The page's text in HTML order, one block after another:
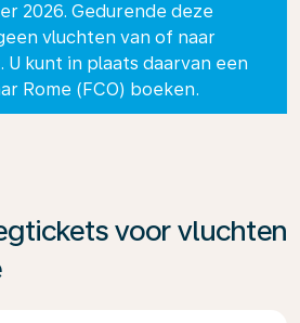
2026. Gedurende deze
vluchten van of naar
U kunt in plaats daarvan een
Rome (FCO) boeken.
voor vluchten